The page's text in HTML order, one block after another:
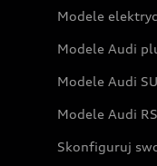
Modele
Modele Audi
Modele Audi
Modele Audi RS
Skonfiguruj